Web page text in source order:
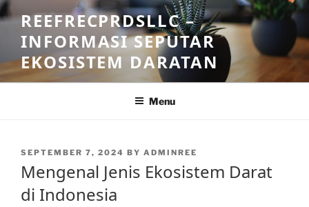
Skip
to
content
REEFRECPRDSLLC –
INFORMASI SEPUTAR
EKOSISTEM DARATAN
Menu
POSTED
SEPTEMBER 7, 2024 BY ADMINREE
Mengenal Jenis Ekosistem Darat
di Indonesia